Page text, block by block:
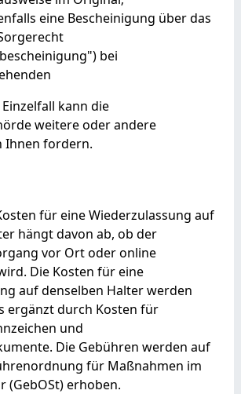
eine Bescheinigung über das
bei
kann die
weitere oder andere
Ihnen fordern.
für eine Wiederzulassung auf
hängt davon ab, ob der
vor Ort oder online
Die Kosten für eine
auf denselben Halter werden
ergänzt durch Kosten für
und
Die Gebühren werden auf
für Maßnahmen im
(GebOSt) erhoben.